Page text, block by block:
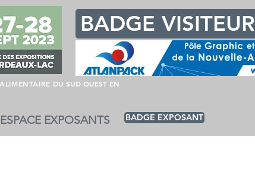
BADGE VISITEUR
DU SUD OUEST EN
ESPACE EXPOSANTS BADGE EXPOSANT